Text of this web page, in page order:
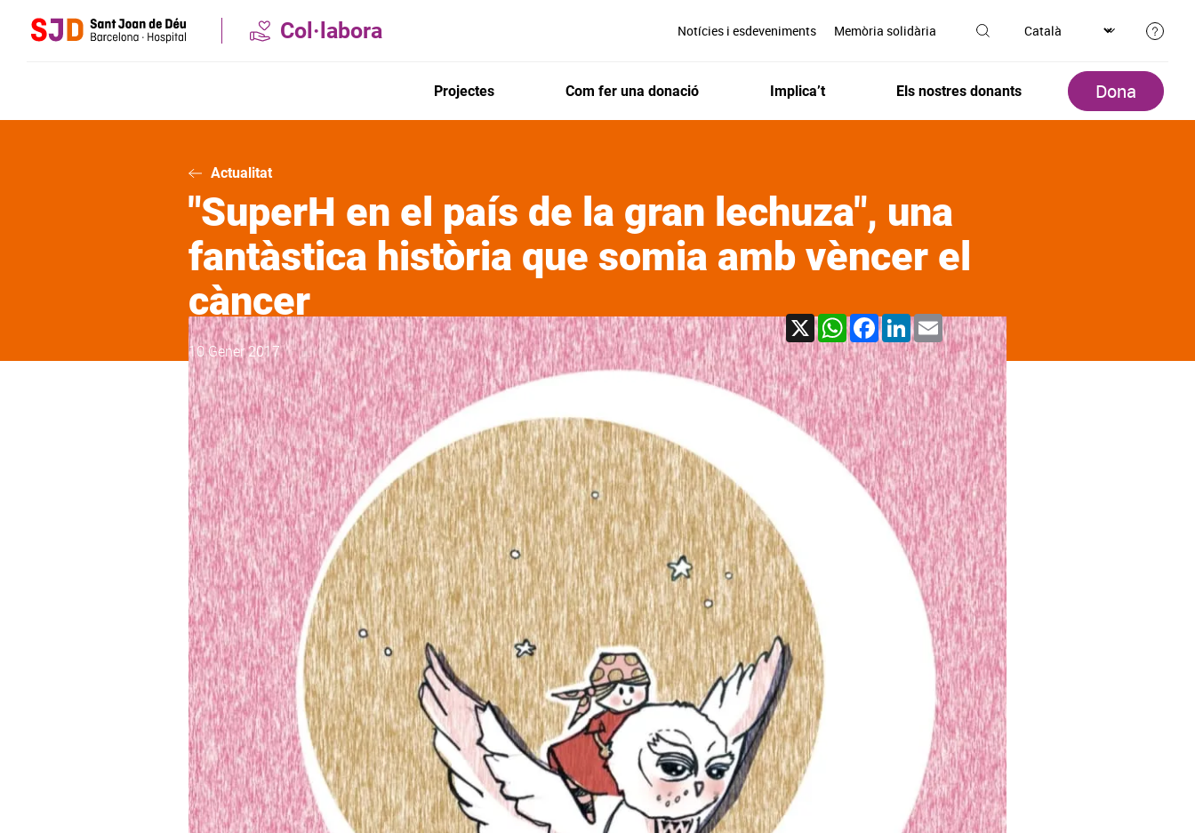
Col·labora Notícies i esdeveniments Memòria solidària
Projectes Com fer una donació Implica’t Els nostres donants Dona
Actualitat
"SuperH en el país de la gran lechuza", una
fantàstica història que somia amb vèncer el
càncer
10 Gener 2017
X WhatsApp
Facebook
LinkedIn
Email